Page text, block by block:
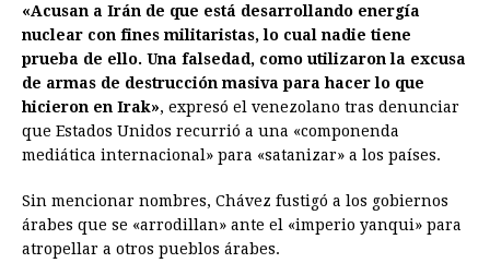
«Acusan a Irán de que está desarrollando energía
nuclear con fines militaristas, lo cual nadie tiene
prueba de ello. Una falsedad, como utilizaron la excusa
de armas de destrucción masiva para hacer lo que
hicieron en Irak», expresó el venezolano tras denunciar
que Estados Unidos recurrió a una «componenda
mediática internacional» para «satanizar» a los países.
Sin mencionar nombres, Chávez fustigó a los gobiernos
árabes que se «arrodillan» ante el «imperio yanqui» para
atropellar a otros pueblos árabes.